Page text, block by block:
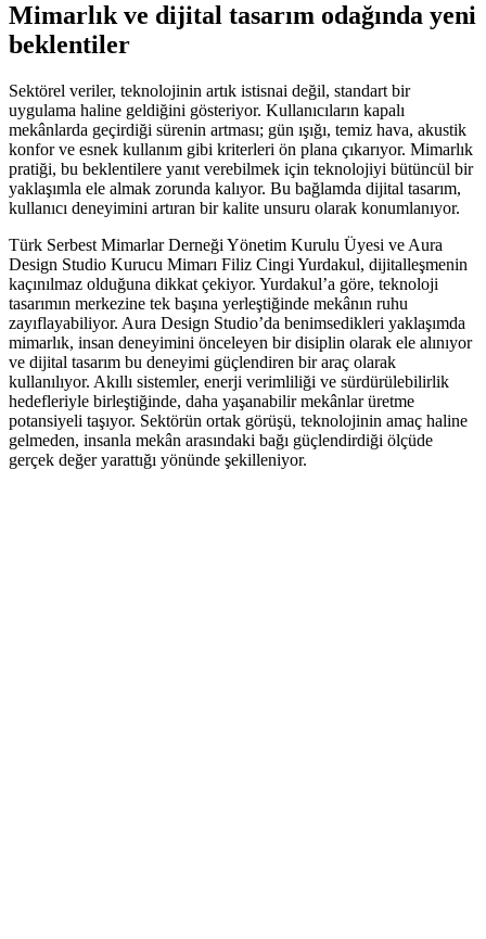
Mimarlık ve dijital tasarım odağında yeni
beklentiler
Sektörel veriler, teknolojinin artık istisnai değil, standart bir
uygulama haline geldiğini gösteriyor. Kullanıcıların kapalı
mekânlarda geçirdiği sürenin artması; gün ışığı, temiz hava, akustik
konfor ve esnek kullanım gibi kriterleri ön plana çıkarıyor. Mimarlık
pratiği, bu beklentilere yanıt verebilmek için teknolojiyi bütüncül bir
yaklaşımla ele almak zorunda kalıyor. Bu bağlamda dijital tasarım,
kullanıcı deneyimini artıran bir kalite unsuru olarak konumlanıyor.
Türk Serbest Mimarlar Derneği Yönetim Kurulu Üyesi ve Aura
Design Studio Kurucu Mimarı Filiz Cingi Yurdakul, dijitalleşmenin
kaçınılmaz olduğuna dikkat çekiyor. Yurdakul’a göre, teknoloji
tasarımın merkezine tek başına yerleştiğinde mekânın ruhu
zayıflayabiliyor. Aura Design Studio’da benimsedikleri yaklaşımda
mimarlık, insan deneyimini önceleyen bir disiplin olarak ele alınıyor
ve dijital tasarım bu deneyimi güçlendiren bir araç olarak
kullanılıyor. Akıllı sistemler, enerji verimliliği ve sürdürülebilirlik
hedefleriyle birleştiğinde, daha yaşanabilir mekânlar üretme
potansiyeli taşıyor. Sektörün ortak görüşü, teknolojinin amaç haline
gelmeden, insanla mekân arasındaki bağı güçlendirdiği ölçüde
gerçek değer yarattığı yönünde şekilleniyor.